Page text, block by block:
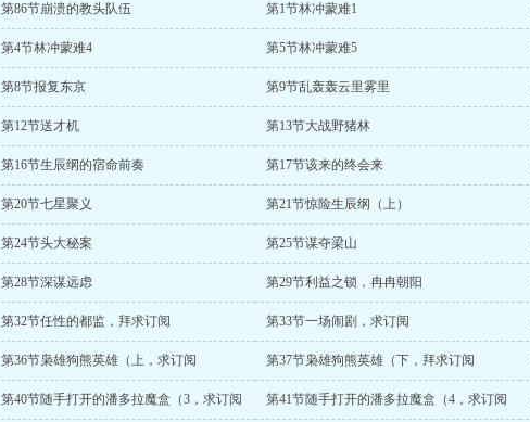
第86节崩溃的教头队伍 第1节林冲蒙难1
第4节林冲蒙难4 第5节林冲蒙难5
第8节报复东京 第9节乱轰轰云里雾里
第12节送才机 第13节大战野猪林
第16节生辰纲的宿命前奏 第17节该来的终会来
第20节七星聚义 第21节惊险生辰纲（上）
第24节头大秘案 第25节谋夺梁山
第28节深谋远虑 第29节利益之锁，冉冉朝阳
第32节任性的都监，拜求订阅 第33节一场闹剧，求订阅
第36节枭雄狗熊英雄（上，求订阅 第37节枭雄狗熊英雄（下，拜求订阅
第40节随手打开的潘多拉魔盒（3，求订阅 第41节随手打开的潘多拉魔盒（4，求订阅